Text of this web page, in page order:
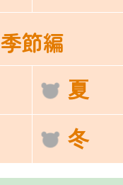
季節編
夏
冬